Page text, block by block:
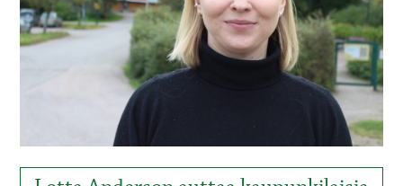
KULTTUURI
KULTUR
HISTORIA
HISTORIA
ALLMÄN
ANNONSÖRER